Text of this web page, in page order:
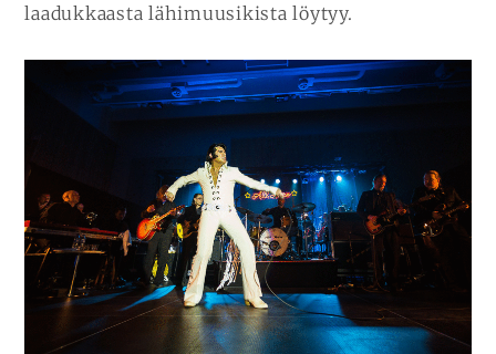
laadukkaasta lähimuusikista löytyy.